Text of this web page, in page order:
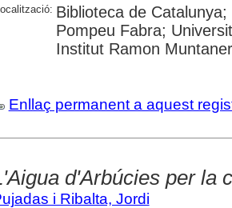
Localització: Biblioteca de
Pompeu Fabra;
Institut Ramon
Enllaç permanent a aquest
d'Arbúcies per la
i Ribalta, Jordi